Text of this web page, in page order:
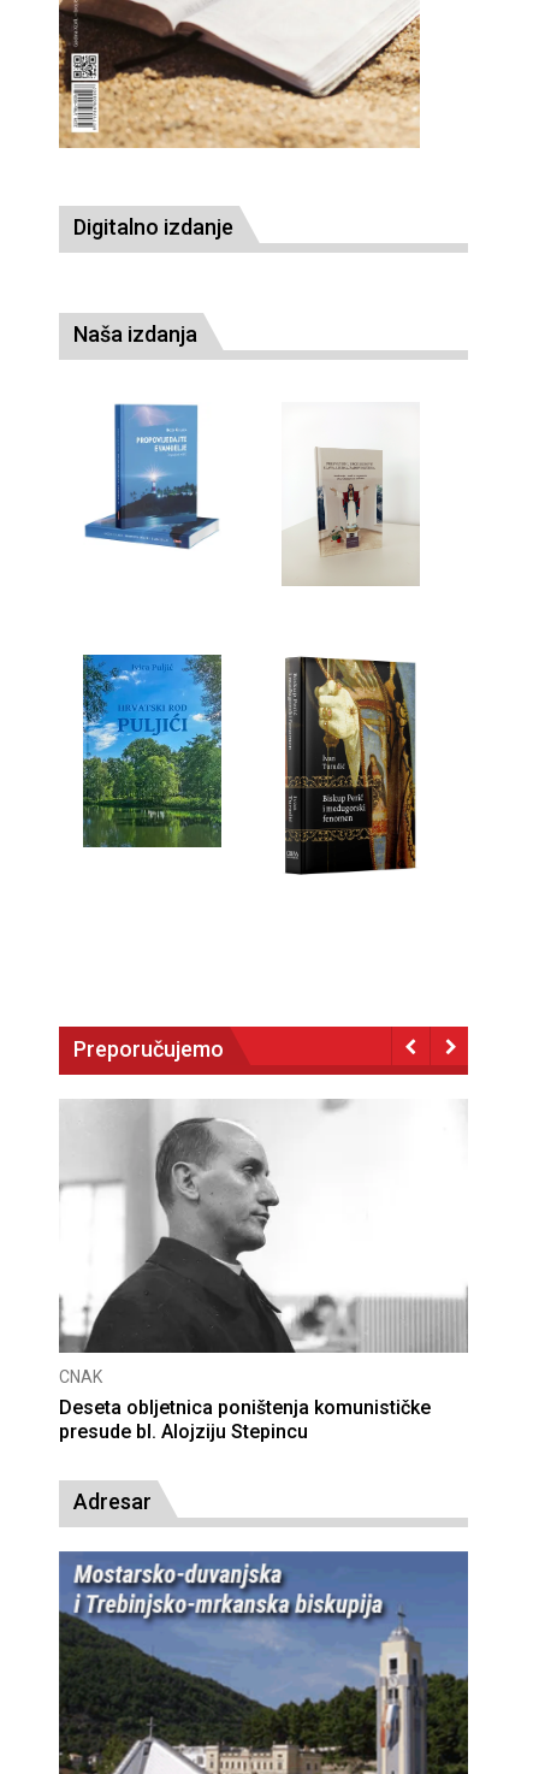
Digitalno izdanje
Naša izdanja
Preporučujemo
CNAK
Deseta obljetnica poništenja komunističke
presude bl. Alojziju Stepincu
Adresar